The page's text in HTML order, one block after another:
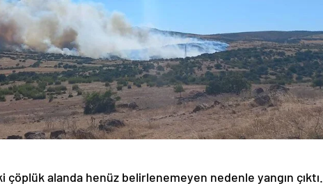
çöplük alanda henüz belirlenemeyen nedenle yangın çıktı.